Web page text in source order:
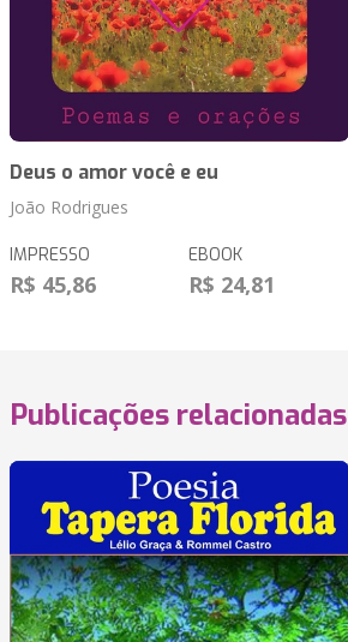
Deus o amor você e eu
João Rodrigues
IMPRESSO
R$ 45,86
EBOOK
R$ 24,81
Publicações relacionadas